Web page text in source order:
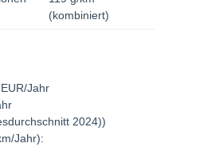
(kombiniert)
Jahr
2024))
Jahr):